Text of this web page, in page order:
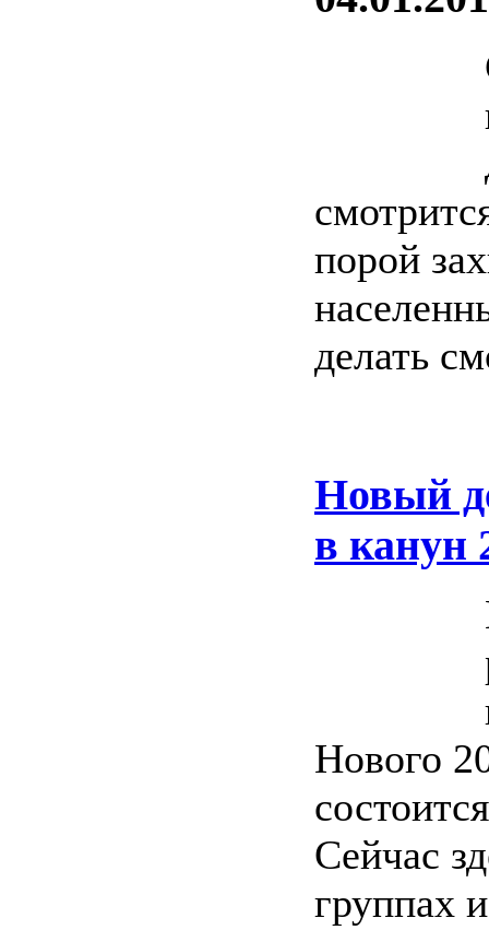
порой
делать
Новый
в канун
Нового
Сейчас
группах